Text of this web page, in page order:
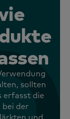
sollten
erfasst die
der